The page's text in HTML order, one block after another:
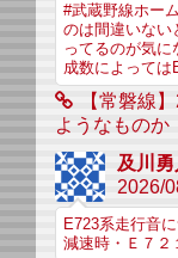
#武蔵野線ホー
のは間違いない
ってるのが気
成数によっては
【常磐線
ようなものか
及川勇
2026/
E723系走行音
減速時・Ｅ７２